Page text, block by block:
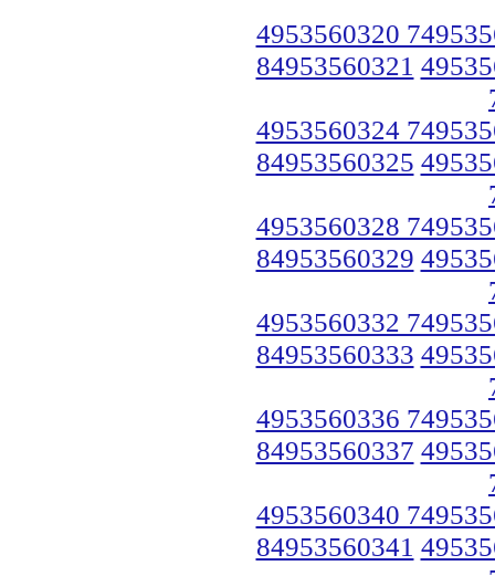
4953560320
84953560321
4953560324
84953560325
4953560328
84953560329
4953560332
84953560333
4953560336
84953560337
4953560340
84953560341